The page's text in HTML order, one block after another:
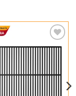
Pune în Wishlist